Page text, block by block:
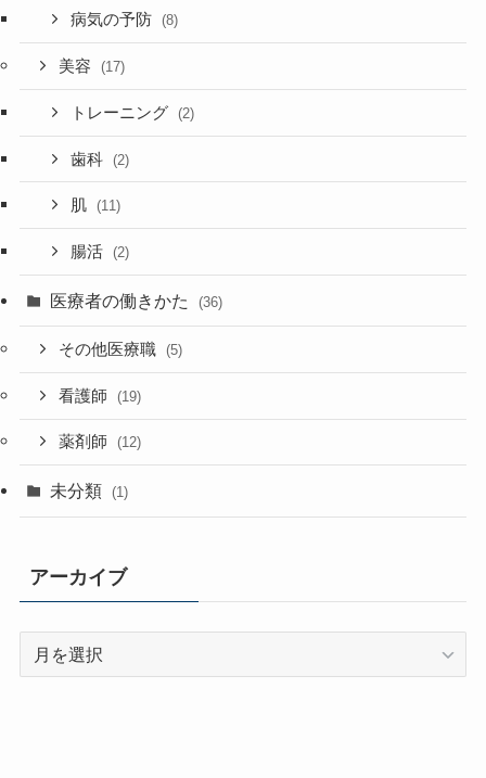
病気の予防 (8)
美容 (17)
トレーニング (2)
歯科 (2)
肌 (11)
腸活 (2)
医療者の働きかた (36)
その他医療職 (5)
看護師 (19)
薬剤師 (12)
未分類 (1)
アーカイブ